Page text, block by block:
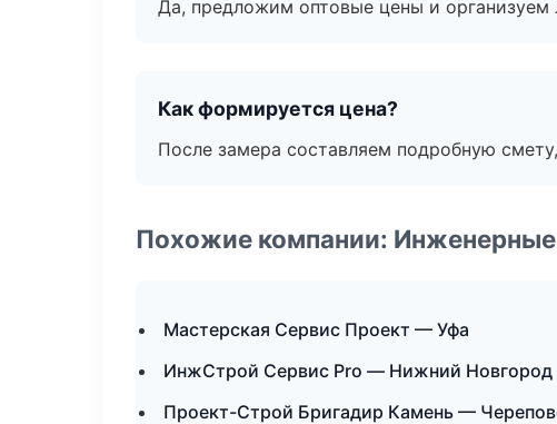
Да, предложим оптовые цены и организуем
Как формируется цена?
После замера составляем подробную
Похожие компании: Инженерные
Мастерская Сервис Проект — Уфа
ИнжСтрой Сервис Pro — Нижний Новгород
Проект-Строй Бригадир Камень —